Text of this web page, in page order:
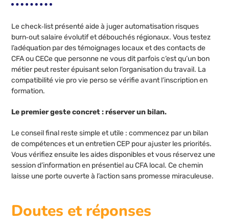
Le check‑list présenté aide à juger automatisation risques
burn‑out salaire évolutif et débouchés régionaux. Vous testez
l’adéquation par des témoignages locaux et des contacts de
CFA ou CECe que personne ne vous dit parfois c’est qu’un bon
métier peut rester épuisant selon l’organisation du travail. La
compatibilité vie pro vie perso se vérifie avant l’inscription en
formation.
Le premier geste concret : réserver un bilan.
Le conseil final reste simple et utile : commencez par un bilan
de compétences et un entretien CEP pour ajuster les priorités.
Vous vérifiez ensuite les aides disponibles et vous réservez une
session d’information en présentiel au CFA local. Ce chemin
laisse une porte ouverte à l’action sans promesse miraculeuse.
Doutes et réponses